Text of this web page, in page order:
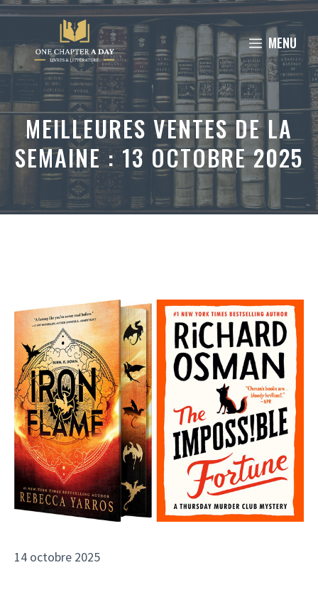
Aller
contenu
MENU
MEILLEURES VENTES DE LA
SEMAINE : 13 OCTOBRE 2025
14 octobre 2025